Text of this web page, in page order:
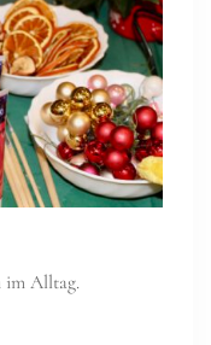
im Alltag.